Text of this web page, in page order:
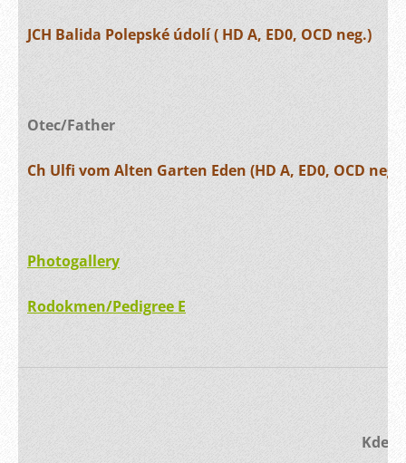
JCH Balida Polepské údolí ( HD A, ED0, OCD neg.)
Otec/Father
Ch Ulfi vom Alten Garten Eden (HD A, ED0, OCD neg.)
Photogallery
Rodokmen/Pedigree E
Kde